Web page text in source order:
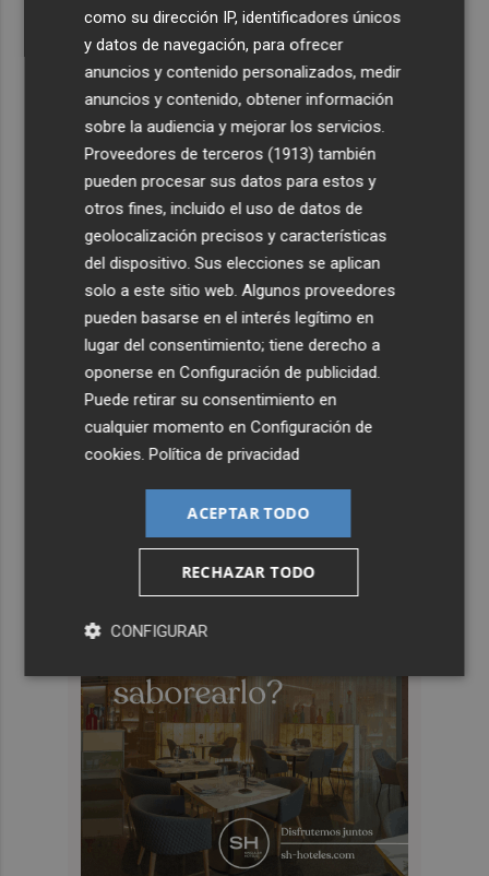
como su dirección IP, identificadores únicos
y datos de navegación, para ofrecer
anuncios y contenido personalizados, medir
anuncios y contenido, obtener información
sobre la audiencia y mejorar los servicios.
Proveedores de terceros (1913) también
pueden procesar sus datos para estos y
otros fines, incluido el uso de datos de
geolocalización precisos y características
del dispositivo. Sus elecciones se aplican
solo a este sitio web. Algunos proveedores
pueden basarse en el interés legítimo en
lugar del consentimiento; tiene derecho a
oponerse enConfiguración de publicidad
Puede retirar su consentimiento en
cualquier momento enConfiguración de
cookies .Política de privacidad
ACEPTAR TODO
RECHAZAR TODO
CONFIGURAR